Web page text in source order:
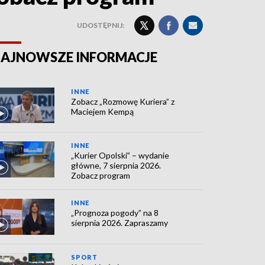
UDOSTĘPNIJ:
INFORMACJE
INNE
Zobacz „Rozmowę Kuriera” z
Maciejem Kempą
INNE
„Kurier Opolski” – wydanie
główne, 7 sierpnia 2026.
Zobacz program
INNE
„Prognoza pogody” na 8
sierpnia 2026. Zapraszamy
SPORT